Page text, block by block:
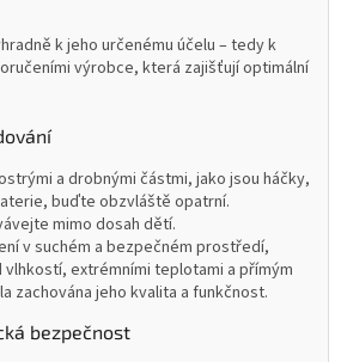
k jeho určenému účelu – tedy k
výrobce, která zajišťují optimální
a drobnými částmi, jako jsou háčky,
buďte obzvláště opatrní.
mimo dosah dětí.
v suchém a bezpečném prostředí,
vlhkostí, extrémními teplotami a přímým
zachována jeho kvalita a funkčnost.
bezpečnost